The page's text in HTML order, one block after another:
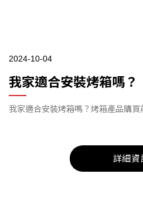
2024-10-04
我家適合安裝烤箱嗎？
我家適合安裝烤箱嗎？烤箱產品購買
詳細資